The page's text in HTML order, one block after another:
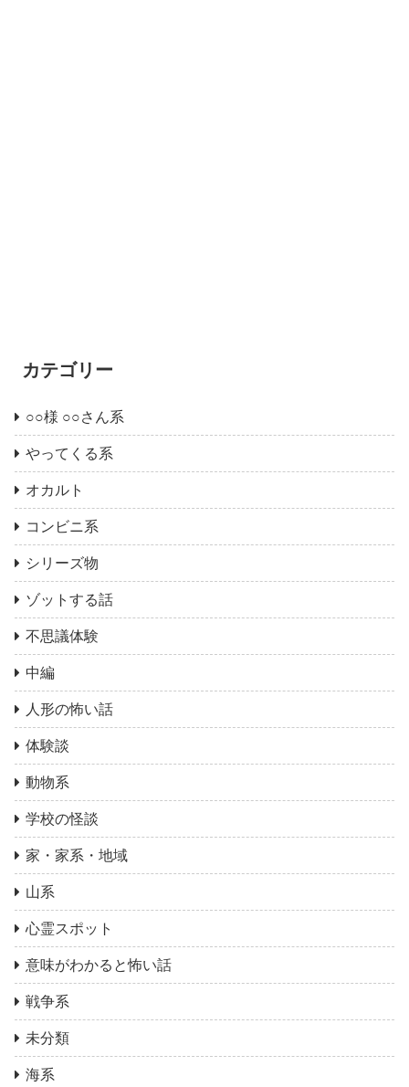
カテゴリー
○○様 ○○さん系
やってくる系
オカルト
コンビニ系
シリーズ物
ゾットする話
不思議体験
中編
人形の怖い話
体験談
動物系
学校の怪談
家・家系・地域
山系
心霊スポット
意味がわかると怖い話
戦争系
未分類
海系